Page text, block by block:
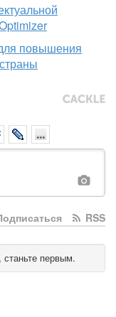
повышения
RSS
первым.